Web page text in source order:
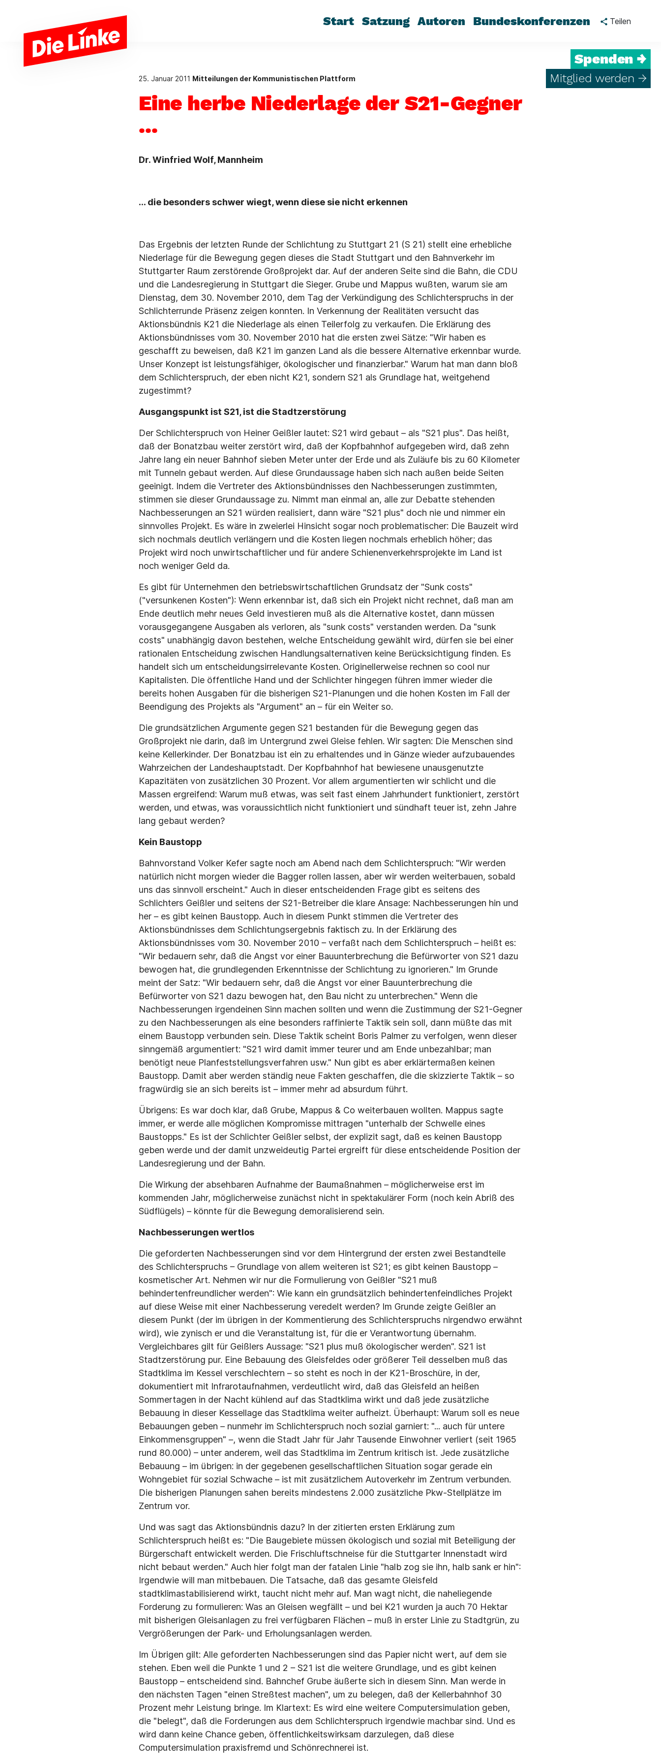
Start Satzung Autoren Bundeskonferenzen Teilen
Spenden →
Mitglied werden →
25. Januar 2011 Mitteilungen der Kommunistischen Plattform
Eine herbe Niederlage der S21-Gegner
...
Dr. Winfried Wolf, Mannheim
... die besonders schwer wiegt, wenn diese sie nicht erkennen
Das Ergebnis der letzten Runde der Schlichtung zu Stuttgart 21 (S 21) stellt eine erhebliche
Niederlage für die Bewegung gegen dieses die Stadt Stuttgart und den Bahnverkehr im
Stuttgarter Raum zerstörende Großprojekt dar. Auf der anderen Seite sind die Bahn, die CDU
und die Landesregierung in Stuttgart die Sieger. Grube und Mappus wußten, warum sie am
Dienstag, dem 30. November 2010, dem Tag der Verkündigung des Schlichterspruchs in der
Schlichterrunde Präsenz zeigen konnten. In Verkennung der Realitäten versucht das
Aktionsbündnis K21 die Niederlage als einen Teilerfolg zu verkaufen. Die Erklärung des
Aktionsbündnisses vom 30. November 2010 hat die ersten zwei Sätze: "Wir haben es
geschafft zu beweisen, daß K21 im ganzen Land als die bessere Alternative erkennbar wurde.
Unser Konzept ist leistungsfähiger, ökologischer und finanzierbar." Warum hat man dann bloß
dem Schlichterspruch, der eben nicht K21, sondern S21 als Grundlage hat, weitgehend
zugestimmt?
Ausgangspunkt ist S21, ist die Stadtzerstörung
Der Schlichterspruch von Heiner Geißler lautet: S21 wird gebaut – als "S21 plus". Das heißt,
daß der Bonatzbau weiter zerstört wird, daß der Kopfbahnhof aufgegeben wird, daß zehn
Jahre lang ein neuer Bahnhof sieben Meter unter der Erde und als Zuläufe bis zu 60 Kilometer
mit Tunneln gebaut werden. Auf diese Grundaussage haben sich nach außen beide Seiten
geeinigt. Indem die Vertreter des Aktionsbündnisses den Nachbesserungen zustimmten,
stimmen sie dieser Grundaussage zu. Nimmt man einmal an, alle zur Debatte stehenden
Nachbesserungen an S21 würden realisiert, dann wäre "S21 plus" doch nie und nimmer ein
sinnvolles Projekt. Es wäre in zweierlei Hinsicht sogar noch problematischer: Die Bauzeit wird
sich nochmals deutlich verlängern und die Kosten liegen nochmals erheblich höher; das
Projekt wird noch unwirtschaftlicher und für andere Schienenverkehrsprojekte im Land ist
noch weniger Geld da.
Es gibt für Unternehmen den betriebswirtschaftlichen Grundsatz der "Sunk costs"
("versunkenen Kosten"): Wenn erkennbar ist, daß sich ein Projekt nicht rechnet, daß man am
Ende deutlich mehr neues Geld investieren muß als die Alternative kostet, dann müssen
vorausgegangene Ausgaben als verloren, als "sunk costs" verstanden werden. Da "sunk
costs" unabhängig davon bestehen, welche Entscheidung gewählt wird, dürfen sie bei einer
rationalen Entscheidung zwischen Handlungsalternativen keine Berücksichtigung finden. Es
handelt sich um entscheidungsirrelevante Kosten. Originellerweise rechnen so cool nur
Kapitalisten. Die öffentliche Hand und der Schlichter hingegen führen immer wieder die
bereits hohen Ausgaben für die bisherigen S21-Planungen und die hohen Kosten im Fall der
Beendigung des Projekts als "Argument" an – für ein Weiter so.
Die grundsätzlichen Argumente gegen S21 bestanden für die Bewegung gegen das
Großprojekt nie darin, daß im Untergrund zwei Gleise fehlen. Wir sagten: Die Menschen sind
keine Kellerkinder. Der Bonatzbau ist ein zu erhaltendes und in Gänze wieder aufzubauendes
Wahrzeichen der Landeshauptstadt. Der Kopfbahnhof hat bewiesene unausgenutzte
Kapazitäten von zusätzlichen 30 Prozent. Vor allem argumentierten wir schlicht und die
Massen ergreifend: Warum muß etwas, was seit fast einem Jahrhundert funktioniert, zerstört
werden, und etwas, was voraussichtlich nicht funktioniert und sündhaft teuer ist, zehn Jahre
lang gebaut werden?
Kein Baustopp
Bahnvorstand Volker Kefer sagte noch am Abend nach dem Schlichterspruch: "Wir werden
natürlich nicht morgen wieder die Bagger rollen lassen, aber wir werden weiterbauen, sobald
uns das sinnvoll erscheint." Auch in dieser entscheidenden Frage gibt es seitens des
Schlichters Geißler und seitens der S21-Betreiber die klare Ansage: Nachbesserungen hin und
her – es gibt keinen Baustopp. Auch in diesem Punkt stimmen die Vertreter des
Aktionsbündnisses dem Schlichtungsergebnis faktisch zu. In der Erklärung des
Aktionsbündnisses vom 30. November 2010 – verfaßt nach dem Schlichterspruch – heißt es:
"Wir bedauern sehr, daß die Angst vor einer Bauunterbrechung die Befürworter von S21 dazu
bewogen hat, die grundlegenden Erkenntnisse der Schlichtung zu ignorieren." Im Grunde
meint der Satz: "Wir bedauern sehr, daß die Angst vor einer Bauunterbrechung die
Befürworter von S21 dazu bewogen hat, den Bau nicht zu unterbrechen." Wenn die
Nachbesserungen irgendeinen Sinn machen sollten und wenn die Zustimmung der S21-Gegner
zu den Nachbesserungen als eine besonders raffinierte Taktik sein soll, dann müßte das mit
einem Baustopp verbunden sein. Diese Taktik scheint Boris Palmer zu verfolgen, wenn dieser
sinngemäß argumentiert: "S21 wird damit immer teurer und am Ende unbezahlbar; man
benötigt neue Planfeststellungsverfahren usw." Nun gibt es aber erklärtermaßen keinen
Baustopp. Damit aber werden ständig neue Fakten geschaffen, die die skizzierte Taktik – so
fragwürdig sie an sich bereits ist – immer mehr ad absurdum führt.
Übrigens: Es war doch klar, daß Grube, Mappus & Co weiterbauen wollten. Mappus sagte
immer, er werde alle möglichen Kompromisse mittragen "unterhalb der Schwelle eines
Baustopps." Es ist der Schlichter Geißler selbst, der explizit sagt, daß es keinen Baustopp
geben werde und der damit unzweideutig Partei ergreift für diese entscheidende Position der
Landesregierung und der Bahn.
Die Wirkung der absehbaren Aufnahme der Baumaßnahmen – möglicherweise erst im
kommenden Jahr, möglicherweise zunächst nicht in spektakulärer Form (noch kein Abriß des
Südflügels) – könnte für die Bewegung demoralisierend sein.
Nachbesserungen wertlos
Die geforderten Nachbesserungen sind vor dem Hintergrund der ersten zwei Bestandteile
des Schlichterspruchs – Grundlage von allem weiteren ist S21; es gibt keinen Baustopp –
kosmetischer Art. Nehmen wir nur die Formulierung von Geißler "S21 muß
behindertenfreundlicher werden": Wie kann ein grundsätzlich behindertenfeindliches Projekt
auf diese Weise mit einer Nachbesserung veredelt werden? Im Grunde zeigte Geißler an
diesem Punkt (der im übrigen in der Kommentierung des Schlichterspruchs nirgendwo erwähnt
wird), wie zynisch er und die Veranstaltung ist, für die er Verantwortung übernahm.
Vergleichbares gilt für Geißlers Aussage: "S21 plus muß ökologischer werden". S21 ist
Stadtzerstörung pur. Eine Bebauung des Gleisfeldes oder größerer Teil desselben muß das
Stadtklima im Kessel verschlechtern – so steht es noch in der K21-Broschüre, in der,
dokumentiert mit Infrarotaufnahmen, verdeutlicht wird, daß das Gleisfeld an heißen
Sommertagen in der Nacht kühlend auf das Stadtklima wirkt und daß jede zusätzliche
Bebauung in dieser Kessellage das Stadtklima weiter aufheizt. Überhaupt: Warum soll es neue
Bebauungen geben – nunmehr im Schlichterspruch noch sozial garniert: "... auch für untere
Einkommensgruppen" –, wenn die Stadt Jahr für Jahr Tausende Einwohner verliert (seit 1965
rund 80.000) – unter anderem, weil das Stadtklima im Zentrum kritisch ist. Jede zusätzliche
Bebauung – im übrigen: in der gegebenen gesellschaftlichen Situation sogar gerade ein
Wohngebiet für sozial Schwache – ist mit zusätzlichem Autoverkehr im Zentrum verbunden.
Die bisherigen Planungen sahen bereits mindestens 2.000 zusätzliche Pkw-Stellplätze im
Zentrum vor.
Und was sagt das Aktionsbündnis dazu? In der zitierten ersten Erklärung zum
Schlichterspruch heißt es: "Die Baugebiete müssen ökologisch und sozial mit Beteiligung der
Bürgerschaft entwickelt werden. Die Frischluftschneise für die Stuttgarter Innenstadt wird
nicht bebaut werden." Auch hier folgt man der fatalen Linie "halb zog sie ihn, halb sank er hin":
Irgendwie will man mitbebauen. Die Tatsache, daß das gesamte Gleisfeld
stadtklimastabilisierend wirkt, taucht nicht mehr auf. Man wagt nicht, die naheliegende
Forderung zu formulieren: Was an Gleisen wegfällt – und bei K21 wurden ja auch 70 Hektar
mit bisherigen Gleisanlagen zu frei verfügbaren Flächen – muß in erster Linie zu Stadtgrün, zu
Vergrößerungen der Park- und Erholungsanlagen werden.
Im Übrigen gilt: Alle geforderten Nachbesserungen sind das Papier nicht wert, auf dem sie
stehen. Eben weil die Punkte 1 und 2 – S21 ist die weitere Grundlage, und es gibt keinen
Baustopp – entscheidend sind. Bahnchef Grube äußerte sich in diesem Sinn. Man werde in
den nächsten Tagen "einen Streßtest machen", um zu belegen, daß der Kellerbahnhof 30
Prozent mehr Leistung bringe. Im Klartext: Es wird eine weitere Computersimulation geben,
die "belegt", daß die Forderungen aus dem Schlichterspruch irgendwie machbar sind. Und es
wird dann keine Chance geben, öffentlichkeitswirksam darzulegen, daß diese
Computersimulation praxisfremd und Schönrechnerei ist.